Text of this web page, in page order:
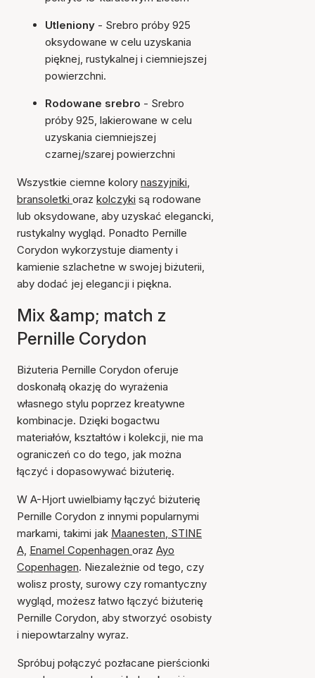
Utleniony - Srebro próby 925
oksydowane w celu uzyskania
pięknej, rustykalnej i ciemniejszej
powierzchni.
Rodowane srebro - Srebro
próby 925, lakierowane w celu
uzyskania ciemniejszej
czarnej/szarej powierzchni
Wszystkie ciemne kolory naszyjniki,
bransoletki oraz kolczyki są rodowane
lub oksydowane, aby uzyskać elegancki,
rustykalny wygląd. Ponadto Pernille
Corydon wykorzystuje diamenty i
kamienie szlachetne w swojej biżuterii,
aby dodać jej elegancji i piękna.
Mix &amp; match z
Pernille Corydon
Biżuteria Pernille Corydon oferuje
doskonałą okazję do wyrażenia
własnego stylu poprzez kreatywne
kombinacje. Dzięki bogactwu
materiałów, kształtów i kolekcji, nie ma
ograniczeń co do tego, jak można
łączyć i dopasowywać biżuterię.
W A-Hjort uwielbiamy łączyć biżuterię
Pernille Corydon z innymi popularnymi
markami, takimi jak Maanesten, STINE
A, Enamel Copenhagen oraz Ayo
Copenhagen. Niezależnie od tego, czy
wolisz prosty, surowy czy romantyczny
wygląd, możesz łatwo łączyć biżuterię
Pernille Corydon, aby stworzyć osobisty
i niepowtarzalny wyraz.
Spróbuj połączyć pozłacane pierścionki